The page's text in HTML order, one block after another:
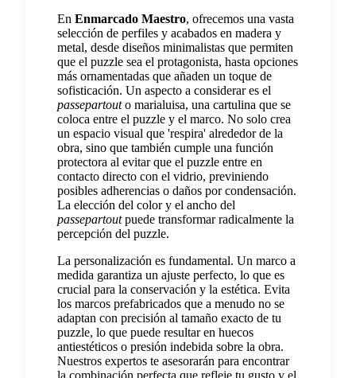
En Enmarcado Maestro, ofrecemos una vasta
selección de perfiles y acabados en madera y
metal, desde diseños minimalistas que permiten
que el puzzle sea el protagonista, hasta opciones
más ornamentadas que añaden un toque de
sofisticación. Un aspecto a considerar es el
passepartouto marialuisa, una cartulina que se
coloca entre el puzzle y el marco. No solo crea
un espacio visual que 'respira' alrededor de la
obra, sino que también cumple una función
protectora al evitar que el puzzle entre en
contacto directo con el vidrio, previniendo
posibles adherencias o daños por condensación.
La elección del color y el ancho del
passepartoutpuede transformar radicalmente la
percepción del puzzle.
La personalización es fundamental. Un marco a
medida garantiza un ajuste perfecto, lo que es
crucial para la conservación y la estética. Evita
los marcos prefabricados que a menudo no se
adaptan con precisión al tamaño exacto de tu
puzzle, lo que puede resultar en huecos
antiestéticos o presión indebida sobre la obra.
Nuestros expertos te asesorarán para encontrar
la combinación perfecta que refleje tu gusto y el